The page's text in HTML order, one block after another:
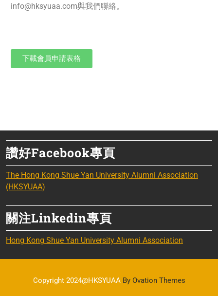
info@hksyuaa.com與我們聯絡。
下載會員申請表格
讚好Facebook專頁
The Hong Kong Shue Yan University Alumni Association
(HKSYUAA)
關注Linkedin專頁
Hong Kong Shue Yan University Alumni Association
Copyright 2024@HKSYUAABy Ovation Themes